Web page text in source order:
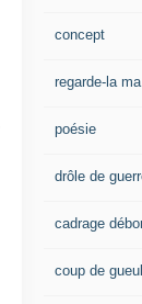
concept
regarde-la
poésie
drôle de
cadrage
coup de